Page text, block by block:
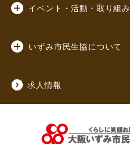
イベント・活動・取り組み
いずみ市民生協について
求人情報